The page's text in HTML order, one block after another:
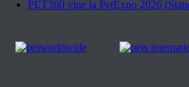
PET360 vine la PetExpo 2026